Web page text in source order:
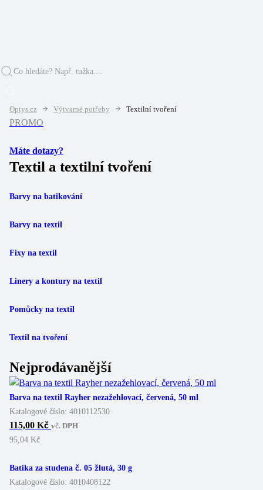
Optys.cz Výtvarné potřeby Textilní tvoření
PROMO
Máte dotazy?
Textil a textilní tvoření
Barvy na batikování
Barvy na textil
Fixy na textil
Linery a kontury na textil
Pomůcky na textil
Textil na tvoření
Nejprodávanější
Barva na textil Rayher nezažehlovací, červená, 50 ml
Katalogové číslo: 4010112530
115,00 Kč vč. DPH
95,04 Kč
Batika za studena č. 05 žlutá, 30 g
Katalogové číslo: 4010408122